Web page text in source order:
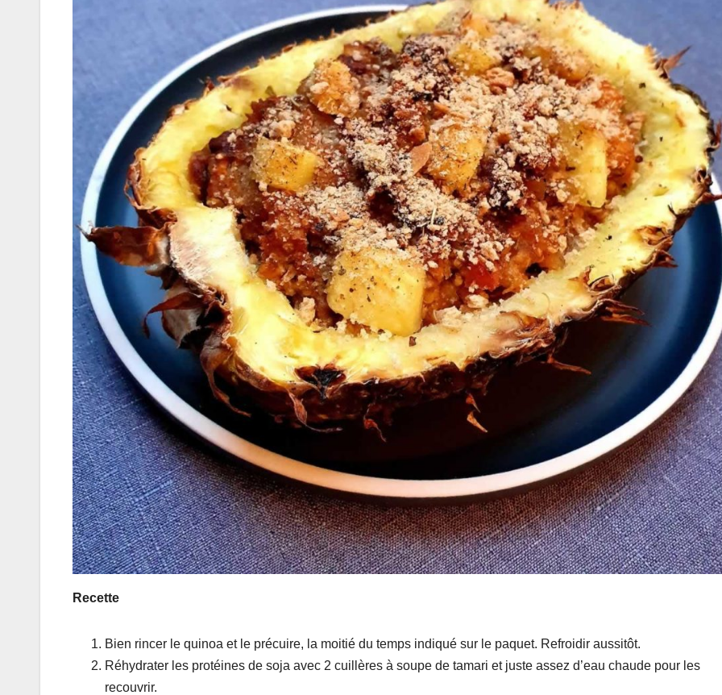
Recette
Bien rincer le quinoa et le précuire, la moitié du temps indiqué sur le paquet. Refroidir aussitôt.
Réhydrater les protéines de soja avec 2 cuillères à soupe de tamari et juste assez d’eau chaude pour les
recouvrir.